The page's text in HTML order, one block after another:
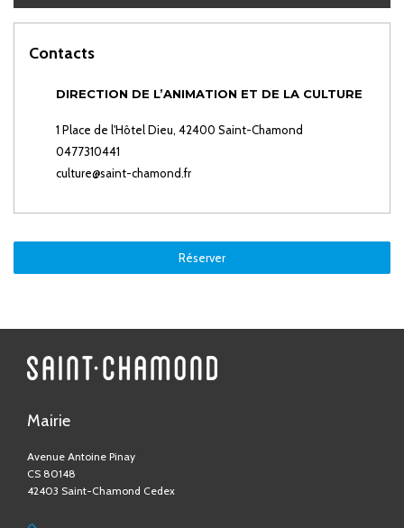
Contacts
DIRECTION DE L’ANIMATION ET DE LA CULTURE
1 Place de l'Hôtel Dieu, 42400 Saint-Chamond
0477310441
culture@saint-chamond.fr
Réserver
Mairie
Avenue Antoine Pinay
CS 80148
42403 Saint-Chamond Cedex